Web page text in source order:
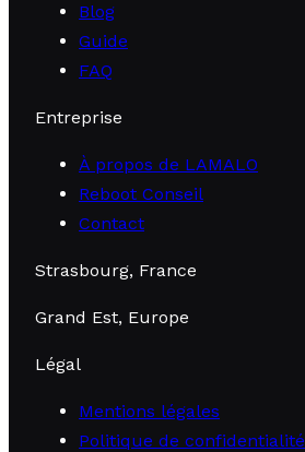
Blog
Guide
FAQ
Entreprise
À propos de LAMALO
Reboot Conseil
Contact
Strasbourg, France
Grand Est, Europe
Légal
Mentions légales
Politique de confidentialité